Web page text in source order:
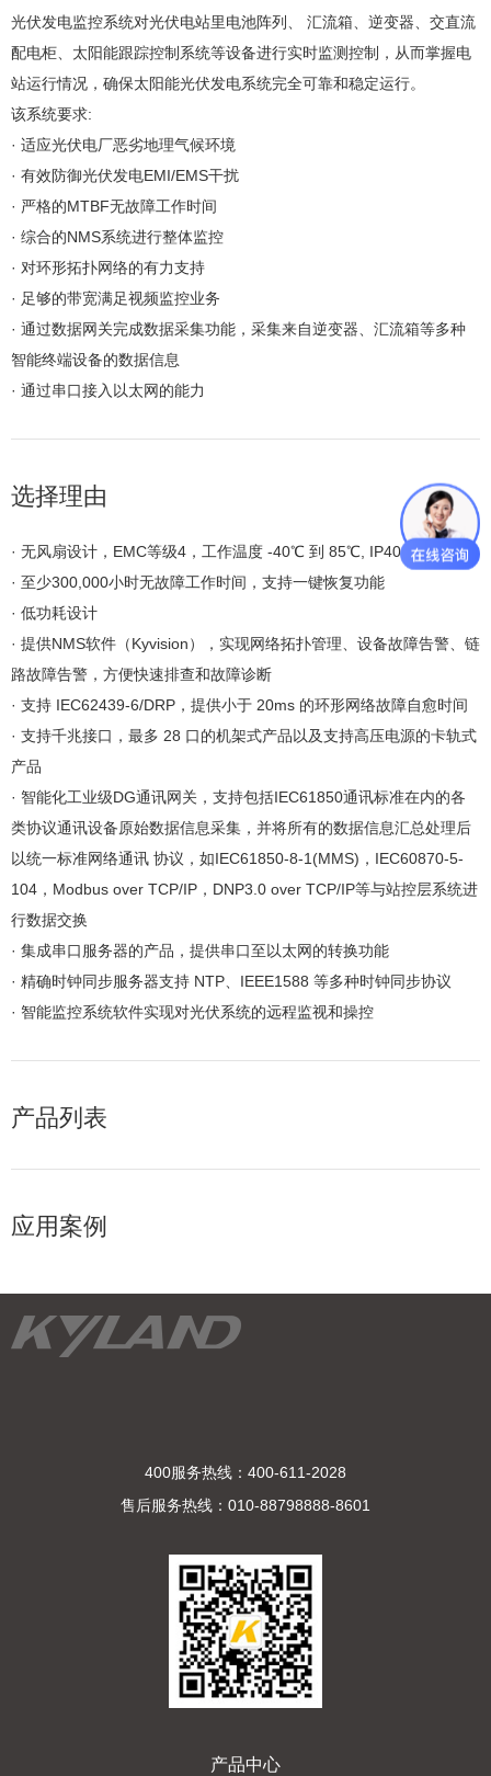
光伏发电监控系统对光伏电站里电池阵列、 汇流箱、逆变器、交直流
配电柜、太阳能跟踪控制系统等设备进行实时监测控制，从而掌握电
站运行情况，确保太阳能光伏发电系统完全可靠和稳定运行。
该系统要求:
· 适应光伏电厂恶劣地理气候环境
· 有效防御光伏发电EMI/EMS干扰
· 严格的MTBF无故障工作时间
· 综合的NMS系统进行整体监控
· 对环形拓扑网络的有力支持
· 足够的带宽满足视频监控业务
· 通过数据网关完成数据采集功能，采集来自逆变器、汇流箱等多种
智能终端设备的数据信息
· 通过串口接入以太网的能力
选择理由
· 无风扇设计，EMC等级4，工作温度 -40℃ 到 85℃, IP40 防护等级
· 至少300,000小时无故障工作时间，支持一键恢复功能
· 低功耗设计
· 提供NMS软件（Kyvision），实现网络拓扑管理、设备故障告警、链
路故障告警，方便快速排查和故障诊断
· 支持 IEC62439-6/DRP，提供小于 20ms 的环形网络故障自愈时间
· 支持千兆接口，最多 28 口的机架式产品以及支持高压电源的卡轨式
产品
· 智能化工业级DG通讯网关，支持包括IEC61850通讯标准在内的各
类协议通讯设备原始数据信息采集，并将所有的数据信息汇总处理后
以统一标准网络通讯 协议，如IEC61850-8-1(MMS)，IEC60870-5-
104，Modbus over TCP/IP，DNP3.0 over TCP/IP等与站控层系统进
行数据交换
· 集成串口服务器的产品，提供串口至以太网的转换功能
· 精确时钟同步服务器支持 NTP、IEEE1588 等多种时钟同步协议
· 智能监控系统软件实现对光伏系统的远程监视和操控
产品列表
应用案例
400服务热线：400-611-2028
售后服务热线：010-88798888-8601
产品中心